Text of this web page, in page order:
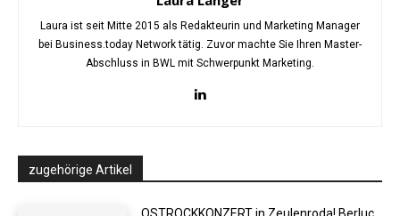
Laura ist seit Mitte 2015 als Redakteurin und Marketing Manager
bei Business.today Network tätig. Zuvor machte Sie Ihren Master-
Abschluss in BWL mit Schwerpunkt Marketing.
zugehörige Artikel